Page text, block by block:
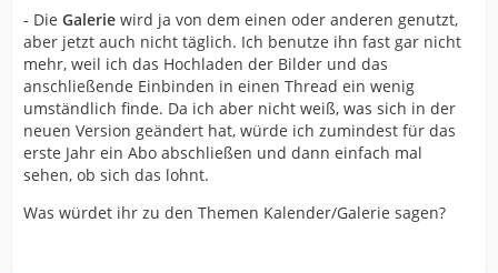
- Die Galerie wird ja von dem einen oder anderen genutzt,
aber jetzt auch nicht täglich. Ich benutze ihn fast gar nicht
mehr, weil ich das Hochladen der Bilder und das
anschließende Einbinden in einen Thread ein wenig
umständlich finde. Da ich aber nicht weiß, was sich in der
neuen Version geändert hat, würde ich zumindest für das
erste Jahr ein Abo abschließen und dann einfach mal
sehen, ob sich das lohnt.
Was würdet ihr zu den Themen Kalender/Galerie sagen?